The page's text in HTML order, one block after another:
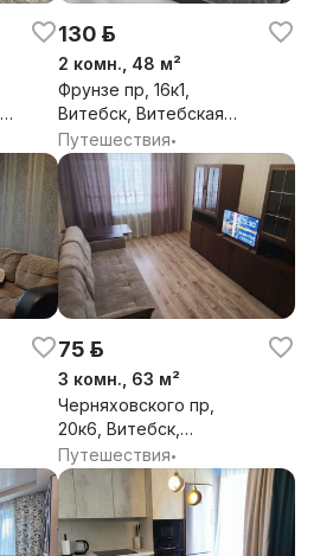
130 р.
2 комн., 48 м²
Фрунзе пр, 16к1,
Витебск, Витебская
обл.
Путешествия•
75 р.
3 комн., 63 м²
Черняховского пр,
20к6, Витебск,
Витебская обл.
Путешествия•